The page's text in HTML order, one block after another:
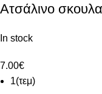
Ατσάλινο
In stock
7.00€
1(τεμ)